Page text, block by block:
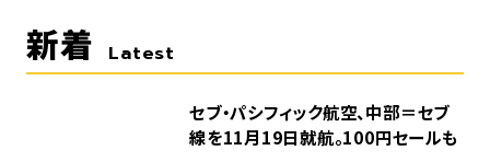
新着 Latest
セブ・パシフィック航空、中部＝セブ
線を11月19日就航。100円セールも